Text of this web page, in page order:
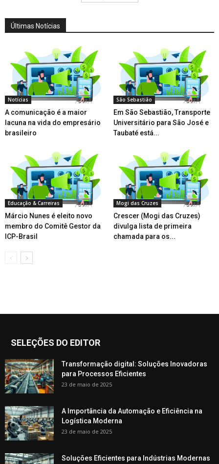
Últimas Notícias
Notícias
A comunicação é a maior
lacuna na vida do empresário
brasileiro
São Sebastião
Em São Sebastião, Transporte
Universitário para São José e
Taubaté está...
Educação & Carreiras
Márcio Nunes é eleito novo
membro do Comitê Gestor da
ICP-Brasil
Mogi das Cruzes
Crescer (Mogi das Cruzes)
divulga lista de primeira
chamada para os...
SELEÇÕES DO EDITOR
Transformação digital: Soluções Inovadoras
para Processos Eficientes
23 de maio de 2025
A Importância da Automação e Eficiência na
Logística Moderna
23 de maio de 2025
Soluções Eficientes para Indústrias Modernas